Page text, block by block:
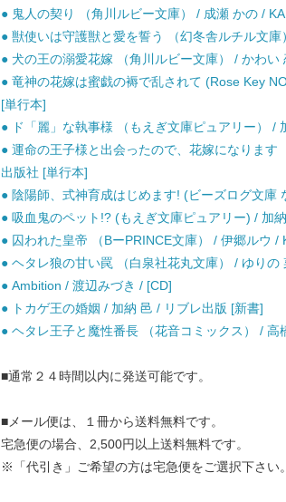
● 鬼人の契り （角川ルビー文庫） / 成瀬 かの /
● 獣使いは守護獣と愛を誓う （幻冬舎ルチル文
● 犬の王の溺愛花嫁 （角川ルビー文庫） / かわい
● 竜神の花嫁は蜜戯の褥で乱されて (Rose Key
[単行本]
● ド「麗」な執事様 （もえぎ文庫ピュアリー） /
● 運命の王子様と出会ったので、花嫁になります
出版社 [単行本]
● 陰陽師、式神育成はじめます! (ビーズログ文庫
● 吸血鬼のペット!? (もえぎ文庫ピュアリー) / 加
● 囚われた皇帝 （BーPRINCE文庫） / 伊郷ルウ /
● ヘタレ狼の甘い罠 （白泉社花丸文庫） / ゆりの
● Ambition / 渡辺みづき / [CD]
● トカゲ王の婚姻 / 加納 邑 / リブレ出版 [新書]
● ヘタレ王子と魔性番長 （花音コミックス） / 高
■通常２４時間以内に発送可能です。
■メール便は、１冊から送料無料です。
宅急便の場合、2,500円以上送料無料です。
※「代引き」ご希望の方は宅急便をご選択下さい。